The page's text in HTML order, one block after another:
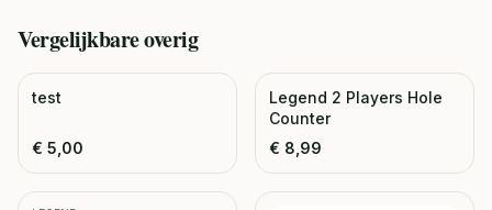
Vergelijkbareoverig
test
€ 5,00
Legend 2 Players Hole
Counter
€ 8,99